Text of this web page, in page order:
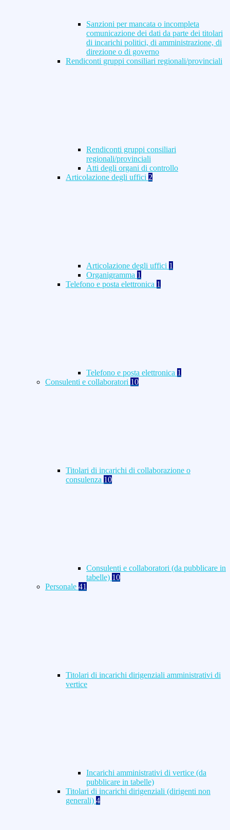
Sanzioni per mancata o incompleta
comunicazione dei dati da parte dei titolari
di incarichi politici, di amministrazione, di
direzione o di governo
Rendiconti gruppi consiliari regionali/provinciali
Rendiconti gruppi consiliari
regionali/provinciali
Atti degli organi di controllo
Articolazione degli uffici 2
Articolazione degli uffici 1
Organigramma 1
Telefono e posta elettronica 1
Telefono e posta elettronica 1
Consulenti e collaboratori 10
Titolari di incarichi di collaborazione o
consulenza 10
Consulenti e collaboratori (da pubblicare in
tabelle) 10
Personale 41
Titolari di incarichi dirigenziali amministrativi di
vertice
Incarichi amministrativi di vertice (da
pubblicare in tabelle)
Titolari di incarichi dirigenziali (dirigenti non
generali) 4